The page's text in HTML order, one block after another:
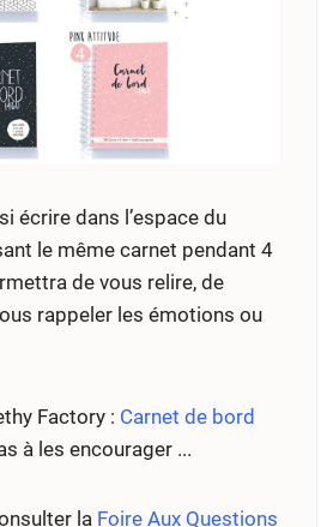
écrire dans l’espace du
le même carnet pendant 4
de vous relire, de
rappeler les émotions ou
Factory : Carnet de bord
à les encourager ...
la Foire Aux Questions